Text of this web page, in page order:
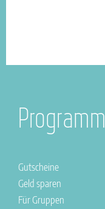
Programm
Gutscheine
Geld sparen
Für Gruppen